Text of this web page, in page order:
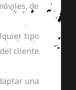
de
tipo
cliente.
una